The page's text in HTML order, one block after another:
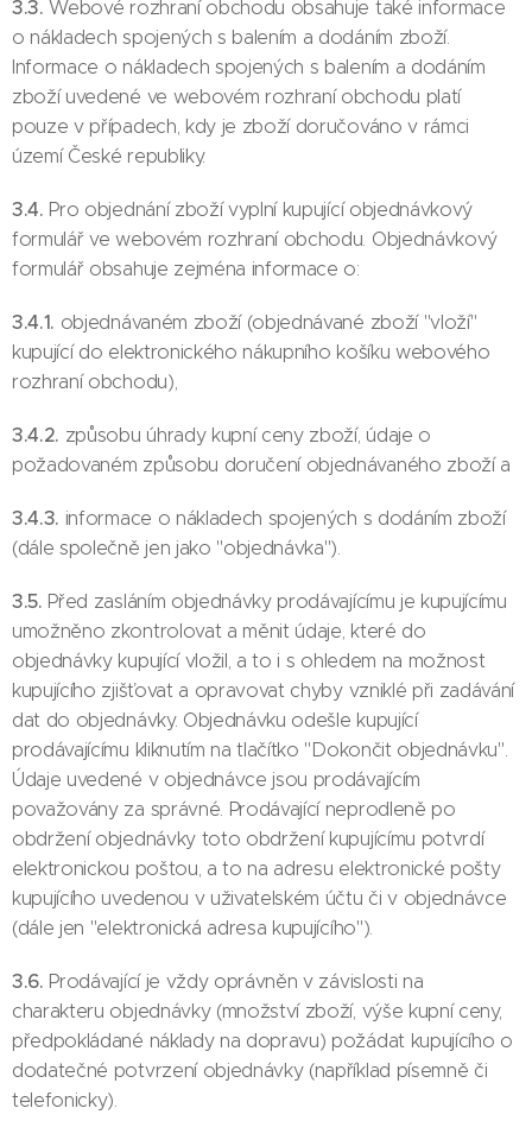
3.3.Webové rozhraní obchodu obsahuje také informace
o nákladech spojených s balením a dodáním zboží.
Informace o nákladech spojených s balením a dodáním
zboží uvedené ve webovém rozhraní obchodu platí
pouze v případech, kdy je zboží doručováno v rámci
území České republiky.
3.4. Pro objednání zboží vyplní kupující objednávkový
formulář ve webovém rozhraní obchodu. Objednávkový
formulář obsahuje zejména informace o:
3.4.1. objednávaném zboží (objednávané zboží "vloží"
kupující do elektronického nákupního košíku webového
rozhraní obchodu),
3.4.2. způsobu úhrady kupní ceny zboží, údaje o
požadovaném způsobu doručení objednávaného zboží a
3.4.3. informace o nákladech spojených s dodáním zboží
(dále společně jen jako "objednávka").
3.5. Před zasláním objednávky prodávajícímu je kupujícímu
umožněno zkontrolovat a měnit údaje, které do
objednávky kupující vložil, a to i s ohledem na možnost
kupujícího zjišťovat a opravovat chyby vzniklé při zadávání
dat do objednávky. Objednávku odešle kupující
prodávajícímu kliknutím na tlačítko "Dokončit objednávku".
Údaje uvedené v objednávce jsou prodávajícím
považovány za správné. Prodávající neprodleně po
obdržení objednávky toto obdržení kupujícímu potvrdí
elektronickou poštou, a to na adresu elektronické pošty
kupujícího uvedenou v uživatelském účtu či v objednávce
(dále jen "elektronická adresa kupujícího").
3.6. Prodávající je vždy oprávněn v závislosti na
charakteru objednávky (množství zboží, výše kupní ceny,
předpokládané náklady na dopravu) požádat kupujícího o
dodatečné potvrzení objednávky (například písemně či
telefonicky).